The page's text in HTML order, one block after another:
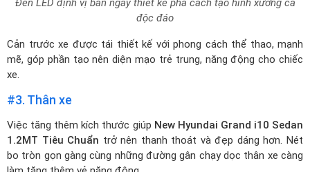
Đèn LED định vị ban ngày thiết kế phá cách tạo hình xương cá
độc đáo
Cản trước xe được tái thiết kế với phong cách thể thao, mạnh
mẽ, góp phần tạo nên diện mạo trẻ trung, năng động cho chiếc
xe.
#3. Thân xe
Việc tăng thêm kích thước giúp New Hyundai Grand i10 Sedan
1.2MT Tiêu Chuẩn trở nên thanh thoát và đẹp dáng hơn. Nét
bo tròn gọn gàng cùng những đường gân chạy dọc thân xe càng